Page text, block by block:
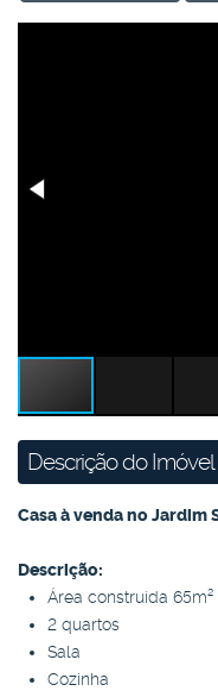
Descrição do Imóvel
Casa à venda no Jardim
Descrição:
Área construída 65m²
2 quartos
Sala
Cozinha